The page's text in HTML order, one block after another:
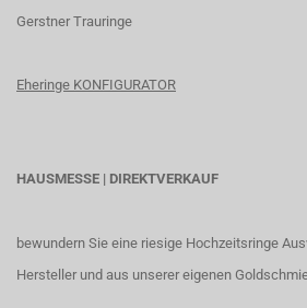
Gerstner Trauringe
Eheringe KONFIGURATOR
HAUSMESSE | DIREKTVERKAUF
bewundern Sie eine riesige Hochzeitsringe
Hersteller und aus unserer eigenen